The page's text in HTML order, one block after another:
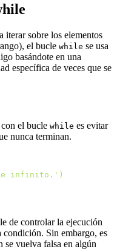
iterar sobre los elementos
el bucle while se usa
basándote en una
específica de veces que se
el bucle while es evitar
nunca terminan.
de controlar la ejecución
condición. Sin embargo, es
se vuelva falsa en algún